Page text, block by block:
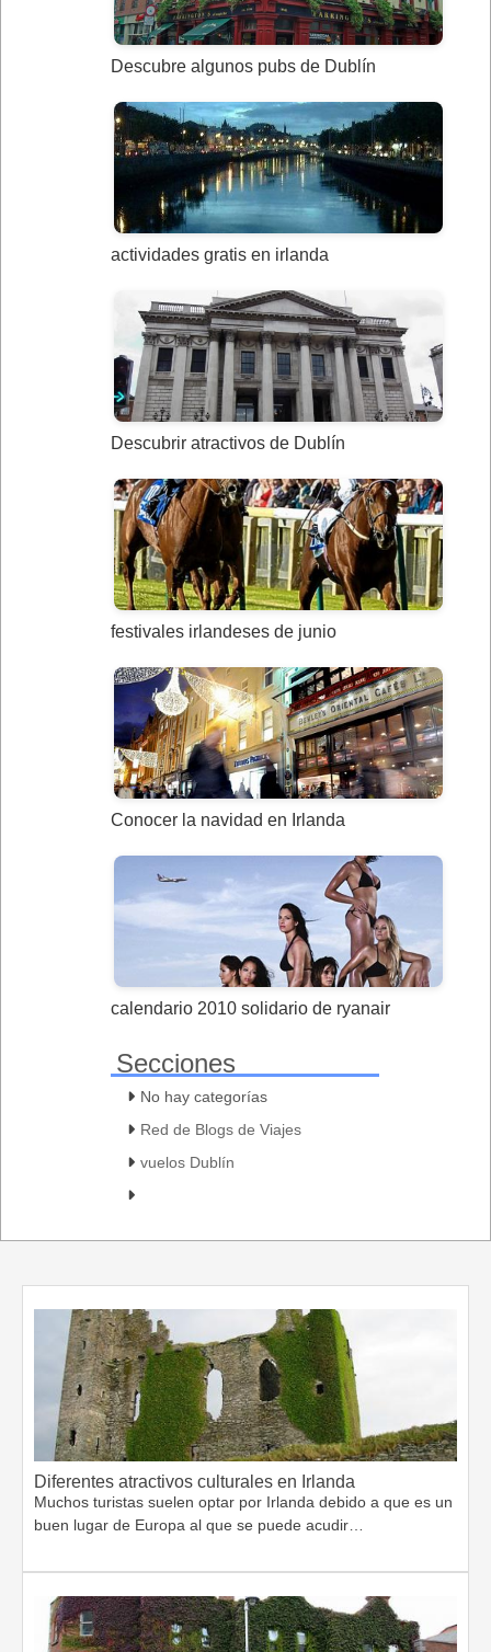
Descubre algunos pubs de Dublín
actividades gratis en irlanda
Descubrir atractivos de Dublín
festivales irlandeses de junio
Conocer la navidad en Irlanda
calendario 2010 solidario de ryanair
Secciones
No hay categorías
Red de Blogs de Viajes
vuelos Dublín
Diferentes atractivos culturales en Irlanda
Muchos turistas suelen optar por Irlanda debido a que es un
buen lugar de Europa al que se puede acudir…